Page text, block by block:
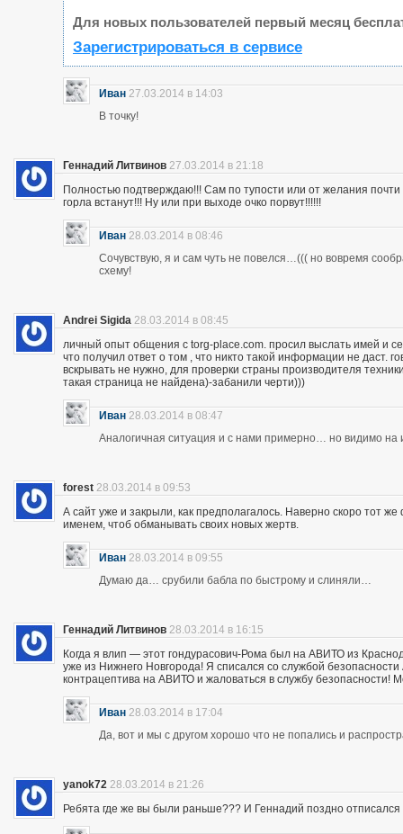
Для новых пользователей первый месяц
Зарегистрироваться в сервисе
Иван 27.03.2014 в 14:03
В точку!
Геннадий Литвинов 27.03.2014 в 21:18
Полностью подтверждаю!!! Сам по тупости или от желания
горла встанут!!! Ну или при выходе очко порвут!!!!!!
Иван 28.03.2014 в 08:46
Сочувствую, я и сам чуть не повелся…((( но вовремя
схему!
Andrei Sigida 28.03.2014 в 08:45
личный опыт общения с torg-place.com. просил выслать имей и
что получил ответ о том , что никто такой информации не
вскрывать не нужно, для проверки страны производителя
такая страница не найдена)-забанили черти)))
Иван 28.03.2014 в 08:47
Аналогичная ситуация и с нами примерно… но видимо на
forest 28.03.2014 в 09:53
А сайт уже и закрыли, как предполагалось. Наверно скоро тот
именем, чтоб обманывать своих новых жертв.
Иван 28.03.2014 в 09:55
Думаю да… срубили бабла по быстрому и слиняли…
Геннадий Литвинов 28.03.2014 в 16:15
Когда я влип — этот гондурасович-Рома был на АВИТО из
уже из Нижнего Новгорода! Я списался со службой
контрацептива на АВИТО и жаловаться в службу безопасности!
Иван 28.03.2014 в 17:04
Да, вот и мы с другом хорошо что не попались и
yanok72 28.03.2014 в 21:26
Ребята где же вы были раньше??? И Геннадий поздно